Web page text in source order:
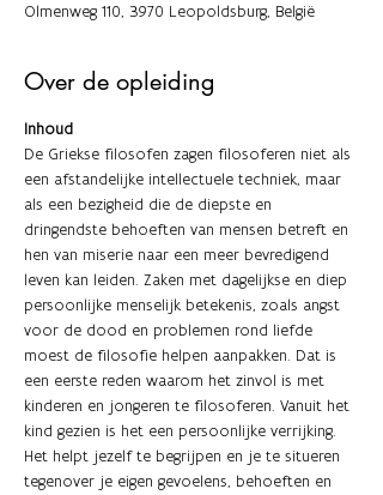
Olmenweg 110, 3970 Leopoldsburg, België
Over de opleiding
Inhoud
De Griekse filosofen zagen filosoferen niet als
een afstandelijke intellectuele techniek, maar
als een bezigheid die de diepste en
dringendste behoeften van mensen betreft en
hen van miserie naar een meer bevredigend
leven kan leiden. Zaken met dagelijkse en diep
persoonlijke menselijk betekenis, zoals angst
voor de dood en problemen rond liefde
moest de filosofie helpen aanpakken. Dat is
een eerste reden waarom het zinvol is met
kinderen en jongeren te filosoferen. Vanuit het
kind gezien is het een persoonlijke verrijking.
Het helpt jezelf te begrijpen en je te situeren
tegenover je eigen gevoelens, behoeften en